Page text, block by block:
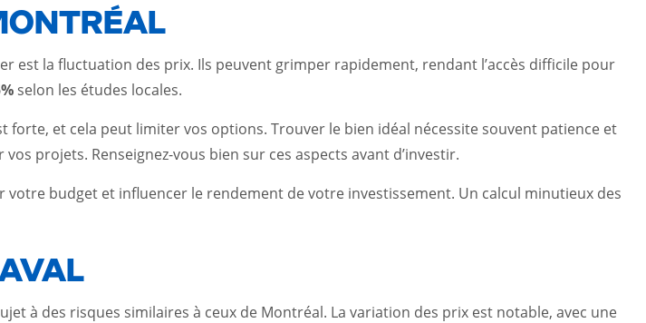
est la fluctuation des prix. Ils peuvent grimper rapidement, rendant l’accès difficile pour
selon les études locales.
et cela peut limiter vos options. Trouver le bien idéal nécessite souvent patience et
projets. Renseignez-vous bien sur ces aspects avant d’investir.
budget et influencer le rendement de votre investissement. Un calcul minutieux des
à des risques similaires à ceux de Montréal. La variation des prix est notable, avec une